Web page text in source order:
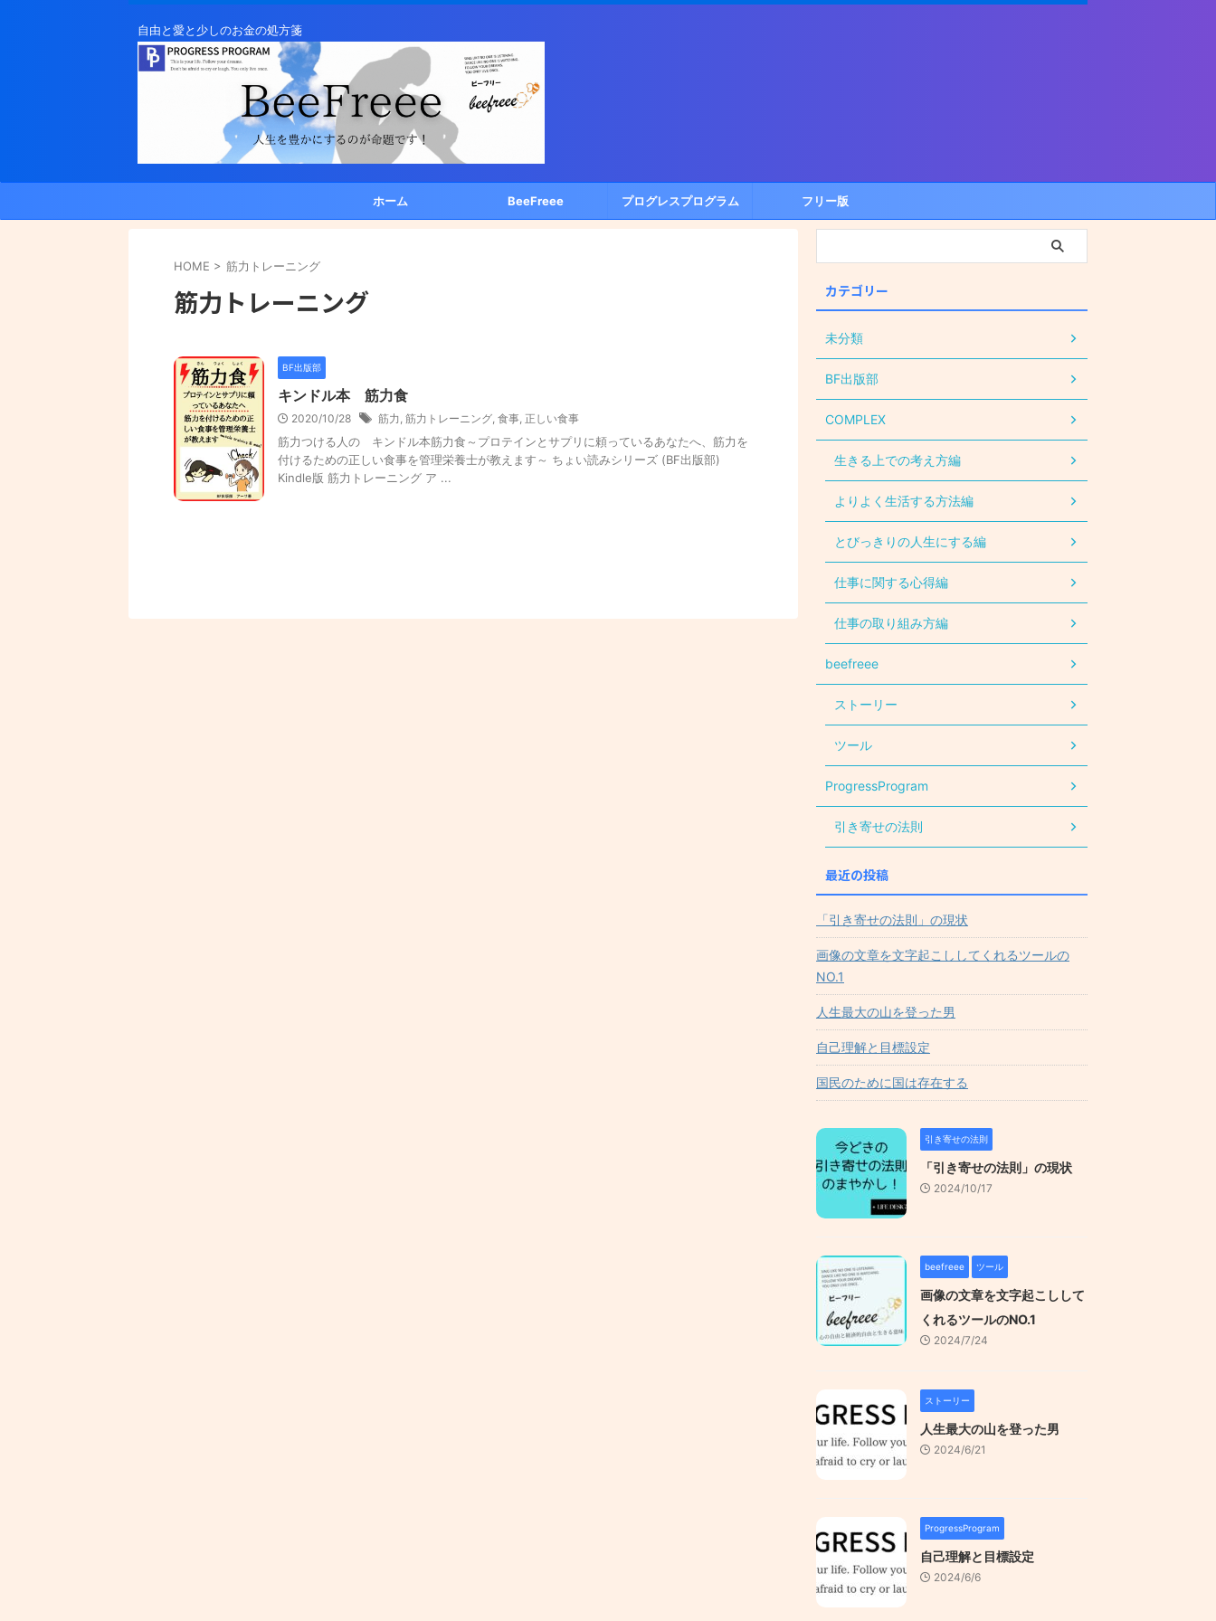
自由と愛と少しのお金の処方箋
ホーム BeeFreee プログレスプログラム フリー版
HOME > 筋力トレーニング
筋力トレーニング
BF出版部
キンドル本 筋力食
2020/10/28 筋力, 筋力トレーニング, 食事, 正しい食事
筋力つける人の キンドル本筋力食～プロテインとサプリに頼っているあなたへ、筋力を
付けるための正しい食事を管理栄養士が教えます～ ちょい読みシリーズ (BF出版部)
Kindle版 筋力トレーニング ア ...
カテゴリー
未分類
BF出版部
COMPLEX
生きる上での考え方編
よりよく生活する方法編
とびっきりの人生にする編
仕事に関する心得編
仕事の取り組み方編
beefreee
ストーリー
ツール
ProgressProgram
引き寄せの法則
最近の投稿
「引き寄せの法則」の現状
画像の文章を文字起こししてくれるツールの
NO.1
人生最大の山を登った男
自己理解と目標設定
国民のために国は存在する
引き寄せの法則
「引き寄せの法則」の現状
2024/10/17
beefreee ツール
画像の文章を文字起こしして
くれるツールのNO.1
2024/7/24
ストーリー
人生最大の山を登った男
2024/6/21
ProgressProgram
自己理解と目標設定
2024/6/6